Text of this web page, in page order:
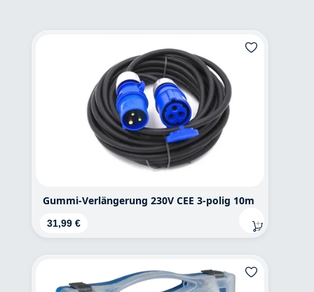
Gummi-Verlängerung 230V CEE 3-polig 10m
Regulärer Preis:
31,99 €